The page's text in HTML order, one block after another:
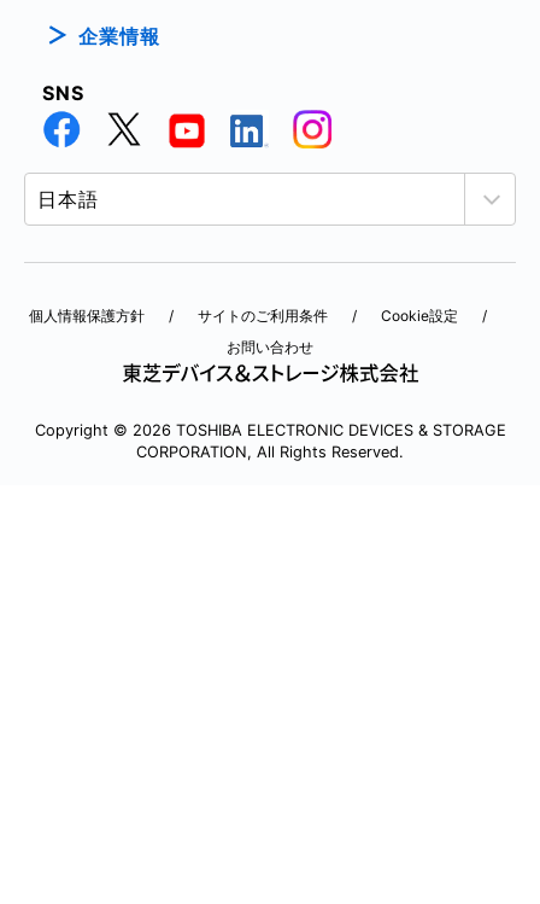
企業情報
SNS
個人情報保護方針 サイトのご利用条件
Cookie設定
お問い合わせ
Copyright © 2026 TOSHIBA ELECTRONIC DEVICES & STORAGE
CORPORATION, All Rights Reserved.